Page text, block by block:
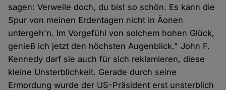
sagen: Verweile doch, du bist so schön. Es kann die
Spur von meinen Erdentagen nicht in Äonen
untergeh'n. Im Vorgefühl von solchem hohen Glück,
genieß ich jetzt den höchsten Augenblick." John F.
Kennedy darf sie auch für sich reklamieren, diese
kleine Unsterblichkeit. Gerade durch seine
Ermordung wurde der US-Präsident erst unsterblich